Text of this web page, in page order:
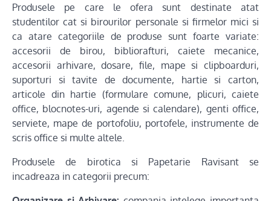
Produsele pe care le ofera sunt destinate atat
studentilor cat si birourilor personale si firmelor mici si
ca atare categoriile de produse sunt foarte variate:
accesorii de birou, bibliorafturi, caiete mecanice,
accesorii arhivare, dosare, file, mape si clipboarduri,
suporturi si tavite de documente, hartie si carton,
articole din hartie (formulare comune, plicuri, caiete
office, blocnotes-uri, agende si calendare), genti office,
serviete, mape de portofoliu, portofele, instrumente de
scris office si multe altele.
Produsele de birotica si Papetarie Ravisant se
incadreaza in categorii precum: